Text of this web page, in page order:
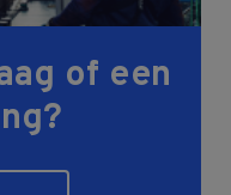
of een